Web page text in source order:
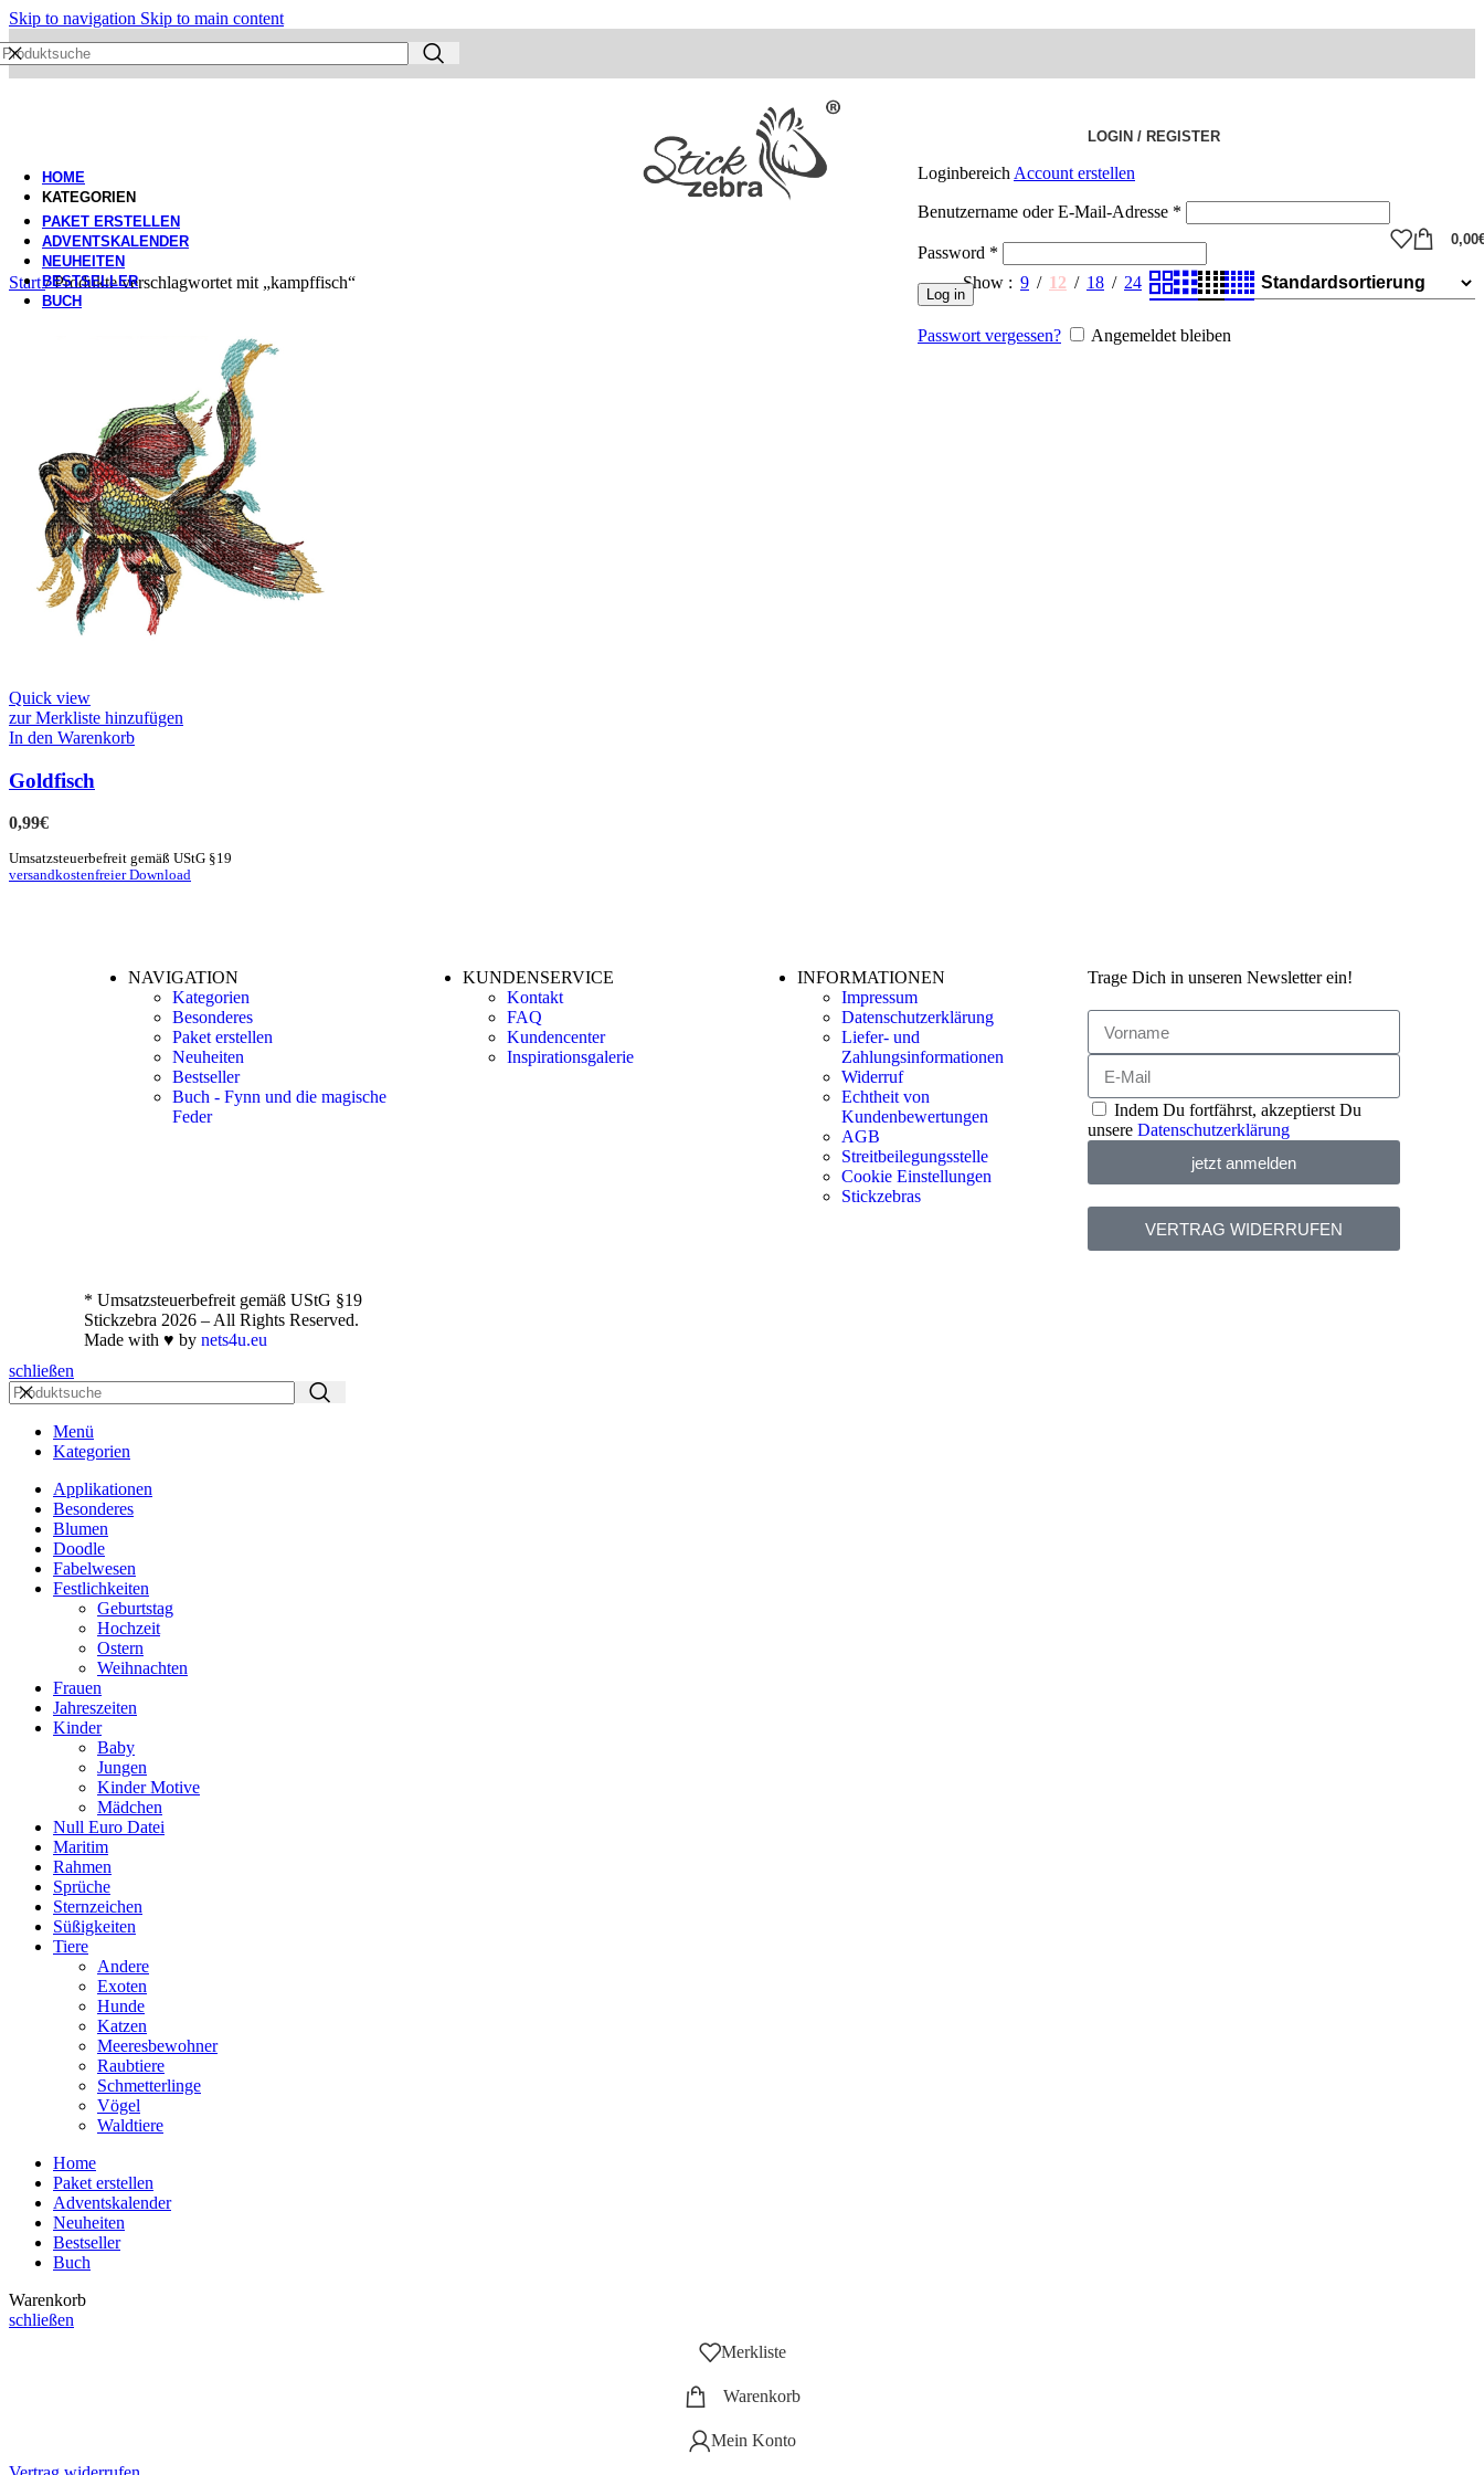
Skip to navigation Skip to main content
HOME
KATEGORIEN
PAKET ERSTELLEN
ADVENTSKALENDER
NEUHEITEN
BESTSELLER
BUCH
LOGIN / REGISTER
Loginbereich Account erstellen
Benutzername oder E-Mail-Adresse *
Password *
Log in
Passwort vergessen? Angemeldet bleiben
0,00
Start/ Produkte verschlagwortet mit „kampffisch“ Show 9 12 18 24
Quick view
zur Merkliste hinzufügen
In den Warenkorb
Goldfisch
0,99€
Umsatzsteuerbefreit gemäß UStG §19
versandkostenfreier Download
NAVIGATION
Kategorien
Besonderes
Paket erstellen
Neuheiten
Bestseller
Buch - Fynn und die magische
Feder
KUNDENSERVICE
Kontakt
FAQ
Kundencenter
Inspirationsgalerie
INFORMATIONEN
Impressum
Datenschutzerklärung
Liefer- und
Zahlungsinformationen
Widerruf
Echtheit von
Kundenbewertungen
AGB
Streitbeilegungsstelle
Cookie Einstellungen
Stickzebras
Trage Dich in unseren Newsletter ein!
Indem Du fortfährst, akzeptierst Du
unsere Datenschutzerklärung
jetzt anmelden
VERTRAG WIDERRUFEN
* Umsatzsteuerbefreit gemäß UStG §19
Stickzebra 2026 – All Rights Reserved.
Made with ♥ by nets4u.eu
schließen
Menü
Kategorien
Applikationen
Besonderes
Blumen
Doodle
Fabelwesen
Festlichkeiten
Geburtstag
Hochzeit
Ostern
Weihnachten
Frauen
Jahreszeiten
Kinder
Baby
Jungen
Kinder Motive
Mädchen
Null Euro Datei
Maritim
Rahmen
Sprüche
Sternzeichen
Süßigkeiten
Tiere
Andere
Exoten
Hunde
Katzen
Meeresbewohner
Raubtiere
Schmetterlinge
Vögel
Waldtiere
Home
Paket erstellen
Adventskalender
Neuheiten
Bestseller
Buch
Warenkorb
schließen
Merkliste
Warenkorb
Mein Konto